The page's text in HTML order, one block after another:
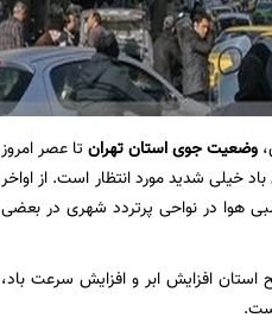
وضعیت جوی استان تهرانتا عصر امروز
خیلی شدید مورد انتظار است. از اواخر
نسبی هوا در نواحی پرتردد شهری در بعضی
کشور در سطح استان افزایش ابر و افزایش سرعت باد،